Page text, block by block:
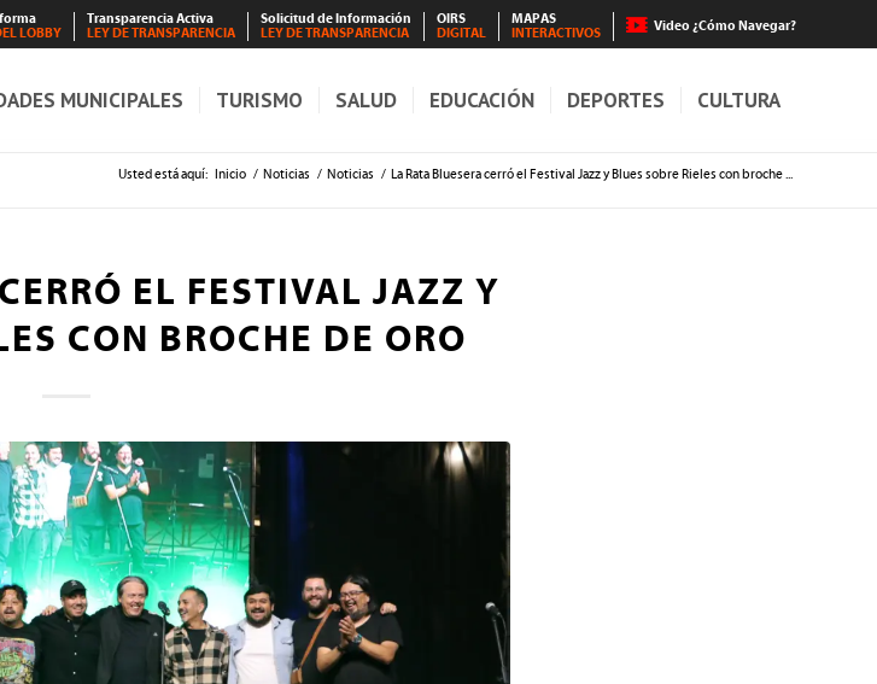
LOBBY
Transparencia Activa
LEY DE TRANSPARENCIA
Solicitud de Información
LEY DE TRANSPARENCIA
OIRS
DIGITAL
MAPAS
INTERACTIVOS
Video ¿Cómo Navegar?
MUNICIPALES TURISMO SALUD EDUCACIÓN DEPORTES CULTURA
Usted está aquí: Inicio / Noticias / Noticias / La Rata Bluesera cerró el Festival Jazz y Blues sobre Rieles con broche ...
EL FESTIVAL JAZZ Y
CON BROCHE DE ORO